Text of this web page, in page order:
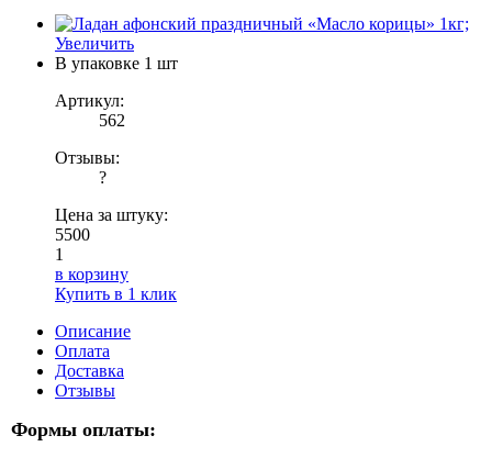
Увеличить
В упаковке 1 шт
Артикул:
562
Отзывы:
?
Цена за штуку:
5500
1
в корзину
Купить в 1 клик
Описание
Оплата
Доставка
Отзывы
Формы оплаты: